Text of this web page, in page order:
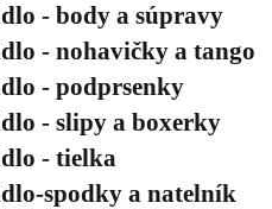
- body a súpravy
- nohavičky a tango
- podprsenky
- slipy a boxerky
- tielka
spodky a natelník